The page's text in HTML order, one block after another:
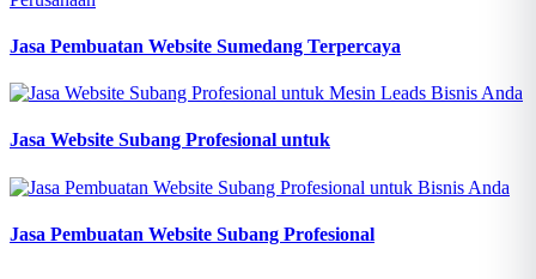
Jasa Pembuatan Website Sumedang Terpercaya
Jasa Website Subang Profesional untuk
Jasa Pembuatan Website Subang Profesional